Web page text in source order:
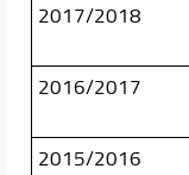
2017/2018
2016/2017
2015/2016